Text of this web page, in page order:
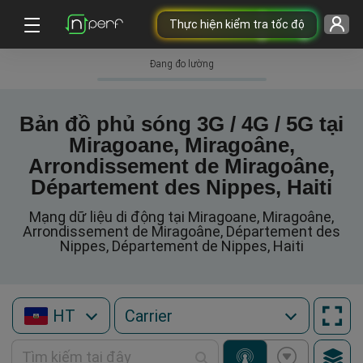
Thực hiện kiểm tra tốc độ
Đang đo lường
Bản đồ phủ sóng 3G / 4G / 5G tại
Miragoane, Miragoâne,
Arrondissement de Miragoâne,
Département des Nippes, Haiti
Mạng dữ liệu di động tại Miragoane, Miragoâne,
Arrondissement de Miragoâne, Département des
Nippes, Département de Nippes, Haiti
HT